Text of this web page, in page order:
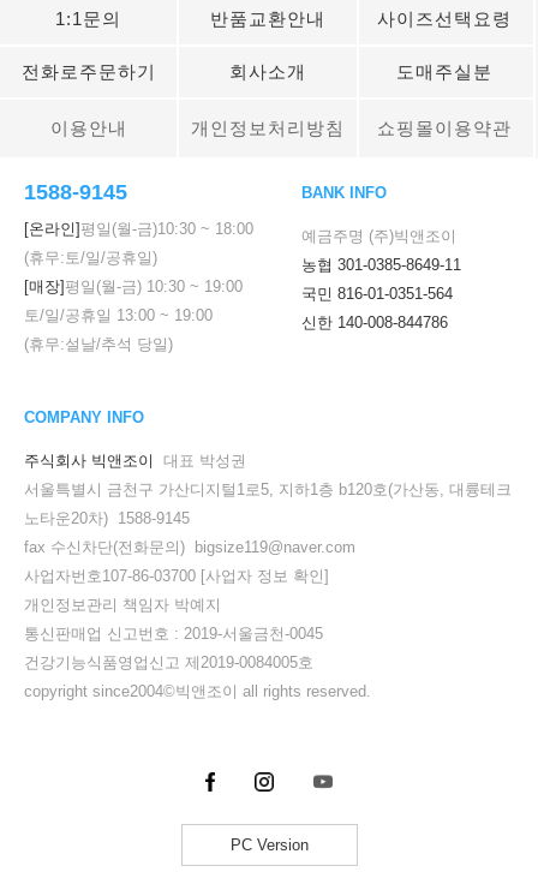
1:1문의 반품교환안내 사이즈선택요령
전화로주문하기 회사소개 도매주실분
이용안내 개인정보처리방침 쇼핑몰이용약관
1588-9145
[온라인]평일(월-금)10:30 ~ 18:00
(휴무:토/일/공휴일)
[매장]평일(월-금) 10:30 ~ 19:00
토/일/공휴일 13:00 ~ 19:00
(휴무:설날/추석 당일)
BANK INFO
예금주명 (주)빅앤조이
농협 301-0385-8649-11
국민 816-01-0351-564
신한 140-008-844786
COMPANY INFO
주식회사 빅앤조이
대표 박성권
서울특별시 금천구 가산디지털1로5, 지하1층 b120호(가산동, 대륭테크
노타운20차) 1588-9145
fax 수신차단(전화문의) bigsize119@naver.com
사업자번호107-86-03700 [사업자 정보 확인]
개인정보관리 책임자 박예지
통신판매업 신고번호 : 2019-서울금천-0045
건강기능식품영업신고 제2019-0084005호
copyright since2004©빅앤조이 all rights reserved.
PC Version